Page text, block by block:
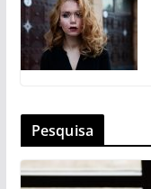
Pesquisa